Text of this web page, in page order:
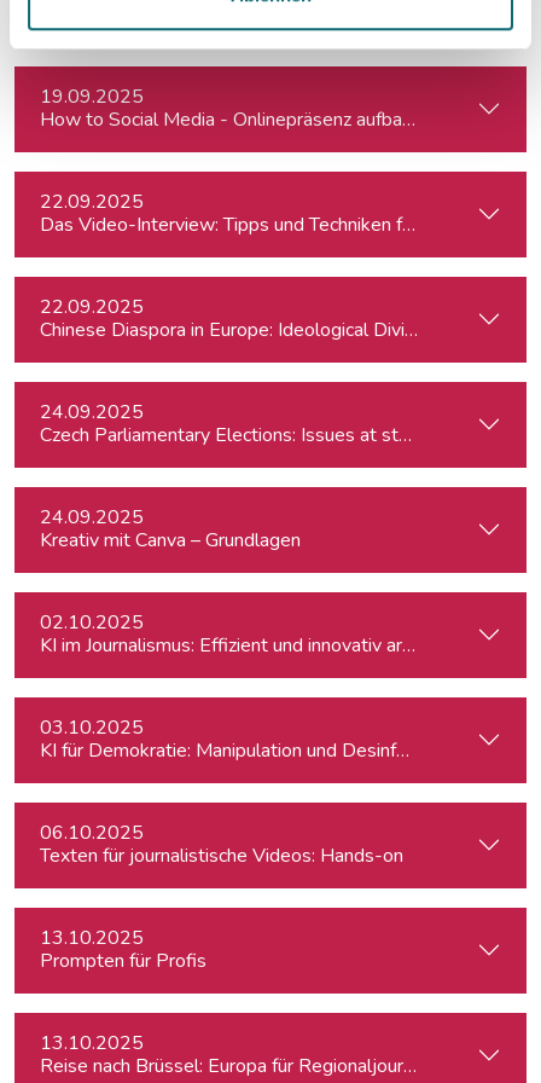
19.09.2025
How to Social Media - Onlinepräsenz aufbauen & Beiträge
22.09.2025
Das Video-Interview: Tipps und Techniken für TV und Web
22.09.2025
Chinese Diaspora in Europe: Ideological Divides,
24.09.2025
Czech Parliamentary Elections: Issues at stake and
24.09.2025
Kreativ mit Canva – Grundlagen
02.10.2025
KI im Journalismus: Effizient und innovativ arbeiten
03.10.2025
KI für Demokratie: Manipulation und Desinformation
06.10.2025
Texten für journalistische Videos: Hands-on
13.10.2025
Prompten für Profis
13.10.2025
Reise nach Brüssel: Europa für Regionaljournalist:innen